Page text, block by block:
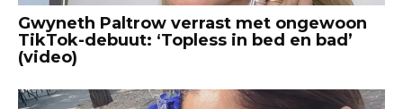
Gwyneth Paltrow verrast met ongewoon
TikTok-debuut: ‘Topless in bed en bad’
(video)